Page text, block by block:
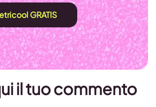
GRATIS
il tuo commento